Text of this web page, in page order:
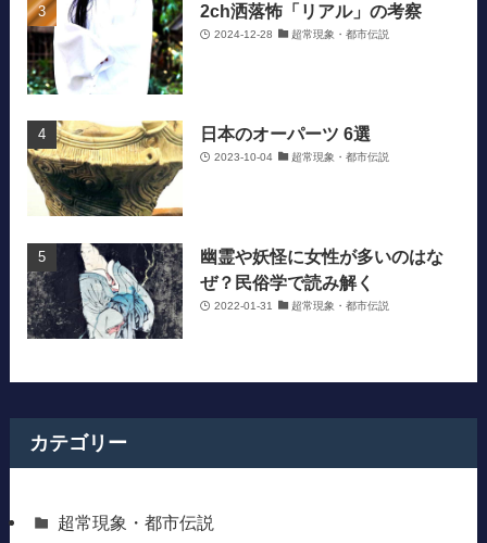
2ch洒落怖「リアル」の考察
2024-12-28 超常現象・都市伝説
日本のオーパーツ 6選
2023-10-04 超常現象・都市伝説
幽霊や妖怪に女性が多いのはな
ぜ？民俗学で読み解く
2022-01-31 超常現象・都市伝説
カテゴリー
超常現象・都市伝説